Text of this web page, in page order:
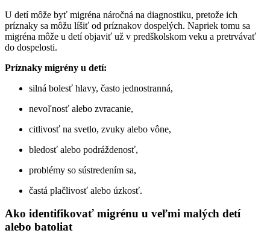
U detí môže byť migréna náročná na diagnostiku, pretože ich
príznaky sa môžu líšiť od príznakov dospelých. Napriek tomu sa
migréna môže u detí objaviť už v predškolskom veku a pretrvávať
do dospelosti.
Príznaky migrény u detí:
silná bolesť hlavy, často jednostranná,
nevoľnosť alebo zvracanie,
citlivosť na svetlo, zvuky alebo vône,
bledosť alebo podráždenosť,
problémy so sústredením sa,
častá plačlivosť alebo úzkosť.
Ako identifikovať migrénu u veľmi malých detí
alebo batoliat